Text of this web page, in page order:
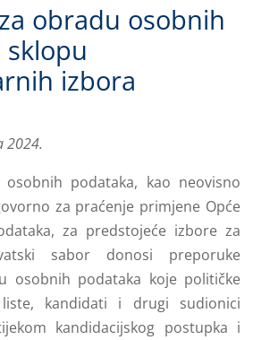
obradu osobnih
izbora
2024.
podataka, kao neovisno
za praćenje primjene Opće
za predstojeće izbore za
sabor donosi preporuke
osobnih podataka koje političke
kandidati i drugi sudionici
kandidacijskog postupka i